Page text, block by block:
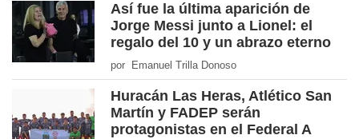
Así fue la última aparición de
Jorge Messi junto a Lionel: el
regalo del 10 y un abrazo eterno
por Emanuel Trilla Donoso
Huracán Las Heras, Atlético San
Martín y FADEP serán
protagonistas en el Federal A